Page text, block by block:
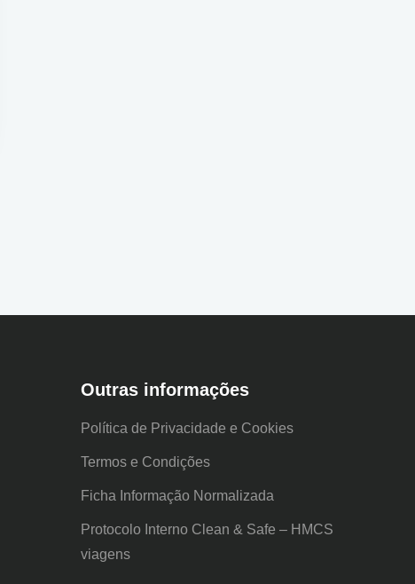
Outras informações
Política de Privacidade e Cookies
Termos e Condições
Ficha Informação Normalizada
Protocolo Interno Clean & Safe – HMCS
viagens